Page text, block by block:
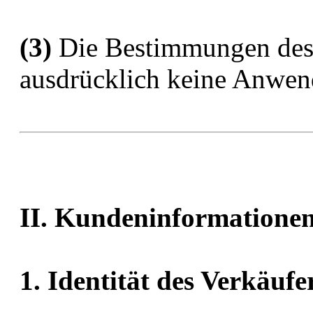
(3) Die Bestimmungen
ausdrücklich keine
II.
1. Identität des